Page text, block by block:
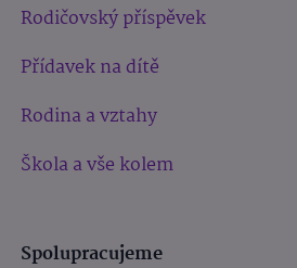
Rodičovský příspěvek
Přídavek na dítě
Rodina a vztahy
Škola a vše kolem
Spolupracujeme